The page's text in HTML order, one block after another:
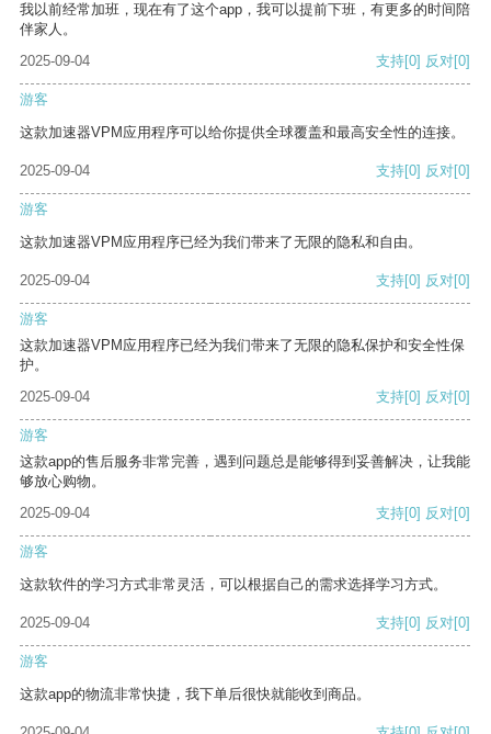
我以前经常加班，现在有了这个app，我可以提前下班，有更多的时间陪
伴家人。
2025-09-04
支持[0] 反对[0]
游客
这款加速器VPM应用程序可以给你提供全球覆盖和最高安全性的连接。
2025-09-04 支持[0] 反对[0]
游客
这款加速器VPM应用程序已经为我们带来了无限的隐私和自由。
2025-09-04 支持[0] 反对[0]
游客
这款加速器VPM应用程序已经为我们带来了无限的隐私保护和安全性保
护。
2025-09-04
支持[0] 反对[0]
游客
这款app的售后服务非常完善，遇到问题总是能够得到妥善解决，让我能
够放心购物。
2025-09-04
支持[0] 反对[0]
游客
这款软件的学习方式非常灵活，可以根据自己的需求选择学习方式。
2025-09-04 支持[0] 反对[0]
游客
这款app的物流非常快捷，我下单后很快就能收到商品。